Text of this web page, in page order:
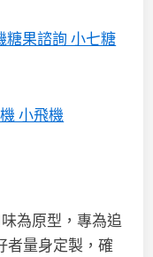
糖果諮詢 小七糖
小飛機
為原型，專為追
者量身定製，確